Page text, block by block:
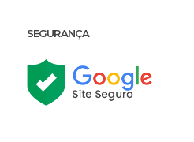
SEGURANÇA